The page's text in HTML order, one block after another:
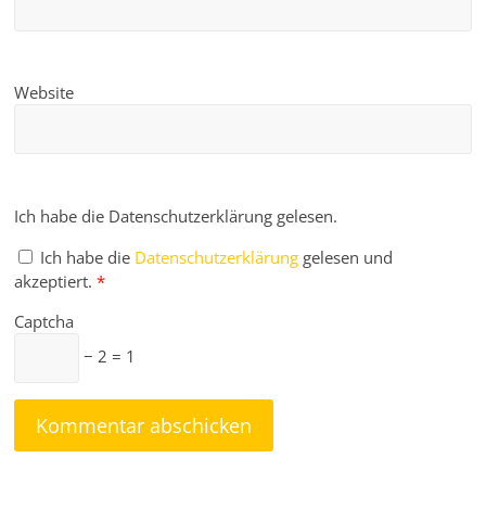
Website
Ich habe die Datenschutzerklärung gelesen.
Ich habe die Datenschutzerklärung gelesen und
akzeptiert. *
Captcha
− 2 = 1